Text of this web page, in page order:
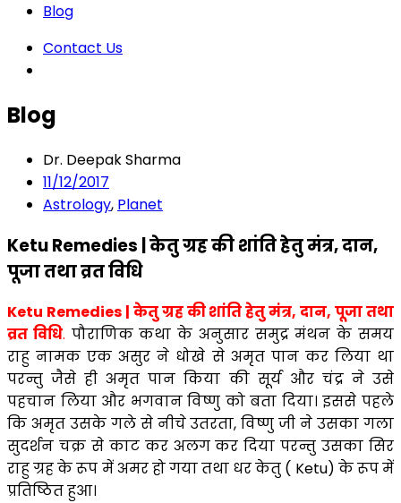
Blog
Contact Us
Blog
Dr. Deepak Sharma
11/12/2017
Astrology, Planet
Ketu Remedies | केतु ग्रह की शांति हेतु मंत्र, दान,
पूजा तथा व्रत विधि
Ketu Remedies | केतु ग्रह की शांति हेतु मंत्र, दान, पूजा तथा
व्रत विधि. पौराणिक कथा के अनुसार समुद्र मंथन के समय
राहु नामक एक असुर ने धोखे से अमृत पान कर लिया था
परन्तु जैसे ही अमृत पान किया की सूर्य और चंद्र ने उसे
पहचान लिया और भगवान विष्णु को बता दिया। इससे पहले
कि अमृत उसके गले से नीचे उतरता, विष्णु जी ने उसका गला
सुदर्शन चक्र से काट कर अलग कर दिया परन्तु उसका सिर
राहु ग्रह के रूप में अमर हो गया तथा धर केतु ( Ketu) के रूप में
प्रतिष्ठित हुआ।